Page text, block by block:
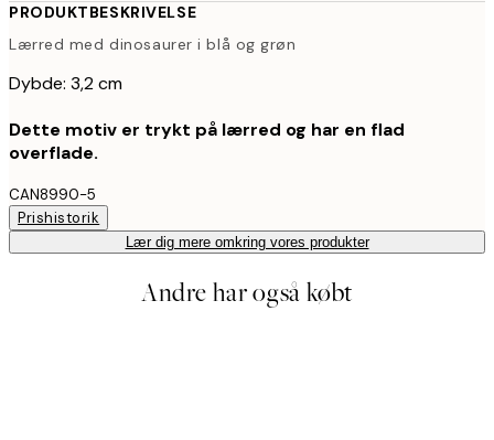
PRODUKTBESKRIVELSE
Lærred med dinosaurer i blå og grøn
Dybde: 3,2 cm
Dette motiv er trykt på lærred og har en flad
overflade.
CAN8990-5
Prishistorik
Lær dig mere omkring vores produkter
Andre har også købt